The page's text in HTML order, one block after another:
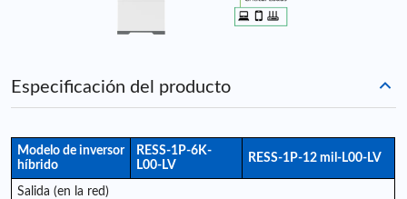
Especificación del producto
Modelo de inversor
híbrido
RESS-1P-6K-
L00-LV
RESS-1P-12 mil -L00-LV
Salida (en la red)